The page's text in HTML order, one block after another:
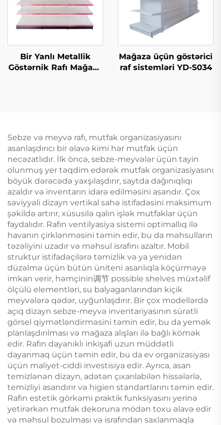
Bir Yanlı Metallik
Göstərnik Rafı Mağaza
Mağaza üçün göstərici
raf sistemləri YD-S034
Sebze və meyvə rafı, mutfak organizasiyasını
asanlaşdırıcı bir əlavə kimi hər mutfak üçün
necəzatlıdır. İlk öncə, sebze-meyvələr üçün tayin
olunmuş yer təqdim edərək mutfak organizasiyasını
böyük dərəcədə yaxşılaşdırır, saytda dağınıqlıqı
azaldır və inventarın idarə edilməsini asandır. Çox
səviyyəli dizayn vertikal sahə istifadəsini maksimum
şəkildə artırır, xüsusilə qalın işlək mutfaklar üçün
faydalıdır. Rafın ventilyasiya sistemi optimallıq ilə
havanın çirklənməsini təmin edir, bu da məhsulların
təzəliyini uzadır və məhsul israfını azaltır. Mobil
struktur istifadəçilərə təmizlik və ya yenidən
düzəlmə üçün bütün üniteni asanlıqla köçürməyə
imkan verir, həmçinin调节 possible shelves müxtəlif
ölçülü elementləri, su balyaganlarından kiçik
meyvələrə qədər, uyğunlaşdırır. Bir çox modellərdə
açıq dizayn sebze-meyvə inventariyasının sürətli
görsel qiymətləndirməsini təmin edir, bu da yemək
planlaşdırılması və mağaza alışları ilə bağlı kömək
edir. Rafın dayanıklı inkişafi uzun müddətli
dayanmaq üçün təmin edir, bu da ev organizasiyası
üçün maliyet-ciddi investisiya edir. Ayrıca, asan
temizlənən dizayn, adətən çıxarılabilən hissələrlə,
temizliyi asandırır və higien standartlarını təmin edir.
Rafın estetik görkəmi praktik funksiyasını yerinə
yetirərkən mutfak dekoruna mödən toxu əlavə edir
və məhsul bozulması və israfından saxlanmaqla